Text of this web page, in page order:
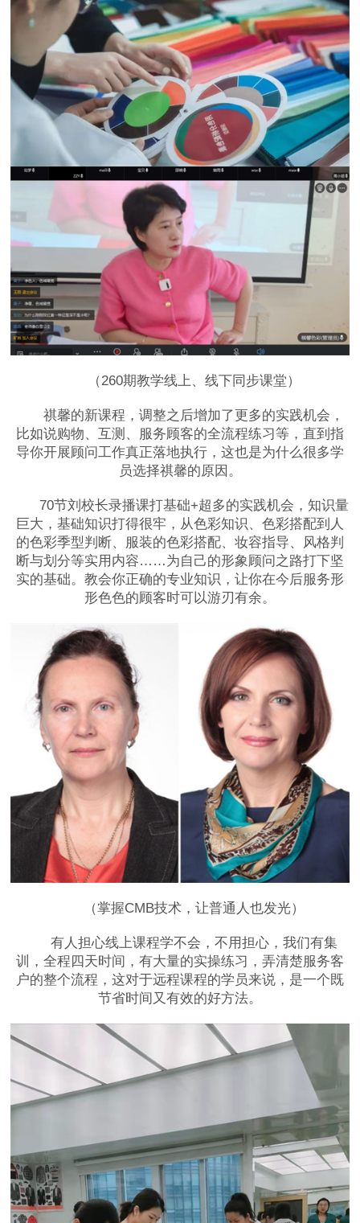
（260期教学线上、线下同步课堂）
祺馨的新课程，调整之后增加了更多的实践机会，
比如说购物、互测、服务顾客的全流程练习等，直到指
导你开展顾问工作真正落地执行，这也是为什么很多学
员选择祺馨的原因。
70节刘校长录播课打基础+超多的实践机会，知识量
巨大，基础知识打得很牢，从色彩知识、色彩搭配到人
的色彩季型判断、服装的色彩搭配、妆容指导、风格判
断与划分等实用内容……为自己的形象顾问之路打下坚
实的基础。教会你正确的专业知识，让你在今后服务形
形色色的顾客时可以游刃有余。
（掌握CMB技术，让普通人也发光）
有人担心线上课程学不会，不用担心，我们有集
训，全程四天时间，有大量的实操练习，弄清楚服务客
户的整个流程，这对于远程课程的学员来说，是一个既
节省时间又有效的好方法。